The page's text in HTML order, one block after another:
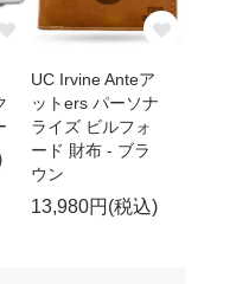
UC Irvine Anteア
ットers パーソナ
ライズ ビルフォ
ード 財布 - ブラ
ウン
13,980円(税込)